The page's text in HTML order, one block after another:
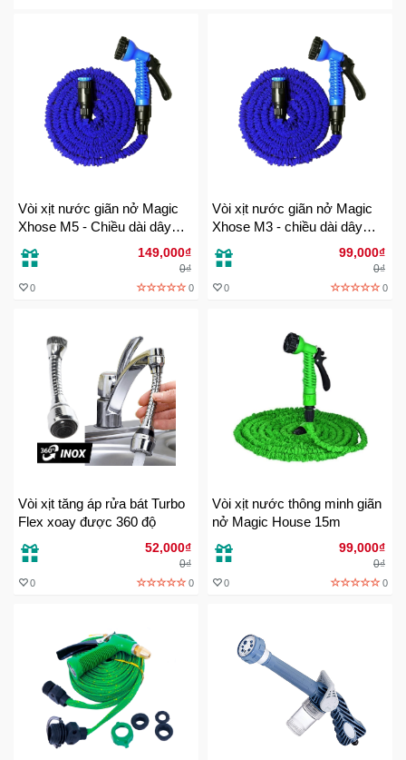
âm
thanh
Phụ
Điện
Gia
Vòi xịt nước giãn nở Magic
Xhose M5 - Chiều dài dây
149,000₫
0₫
0 0
Vòi xịt nước giãn nở Magic
Xhose M3 - chiều dài dây
99,000₫
0₫
0 0
Vòi xịt tăng áp rửa bát Turbo
Flex xoay được 360 độ
52,000₫
0₫
0 0
Vòi xịt nước thông minh giãn
nở Magic House 15m
99,000₫
0₫
0 0